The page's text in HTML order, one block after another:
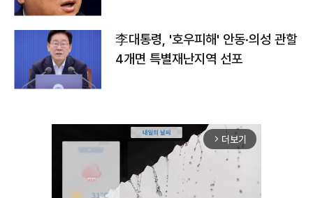
李대통령, '호우피해' 안동·의성 관할
4개면 특별재난지역 선포
arrow_forward_ios 더보기